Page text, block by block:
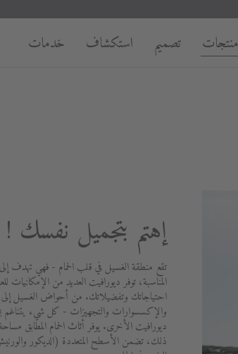
منتجات تصميم استكشاف خدمات
إهتم بتجميل نفسك !
تقع منطقة الغسيل في قلب الحمام - فهي تهدف
المناسبة، توفر ديورافيت العديد من الإمكانيات
احتياجاتك وتفضيلاتك. من أحواض الغسيل إلى
والإكسسوارات والتجهيزات - كل شيء يتناغم
ديورافيت الأخرى. يوفر أثاث الحمام المطابق
ذلك، تضمن الأسطح المتعددة (الديكور